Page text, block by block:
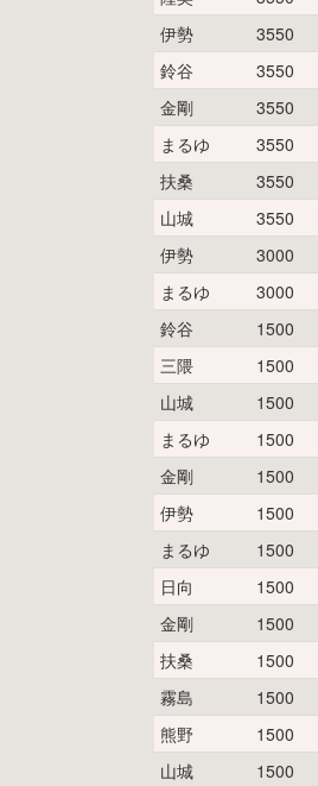
伊勢
3550
鈴谷
3550
金剛
3550
まるゆ
3550
扶桑
3550
山城
3550
伊勢
3000
まるゆ
3000
鈴谷
1500
三隈
1500
山城
1500
まるゆ
1500
金剛
1500
伊勢
1500
まるゆ
1500
日向
1500
金剛
1500
扶桑
1500
霧島
1500
熊野
1500
山城
1500